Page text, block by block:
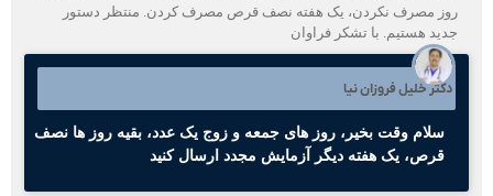
روز مصرف نکردن، یک هفته نصف قرص مصرف کردن. منتظر دستور
جدید هستیم. با تشکر فراوان
دکتر خلیل فروزان نیا
سلام وقت بخیر، روز های جمعه و زوج یک عدد، بقیه روز ها نصف
قرص، یک هفته دیگر آزمایش مجدد ارسال کنید